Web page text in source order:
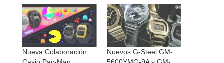
Nueva Colaboración
Nuevos G-Steel GM-